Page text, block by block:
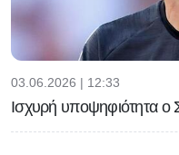
03.06.2026 | 12:33
Ισχυρή υποψηφιότητα ο